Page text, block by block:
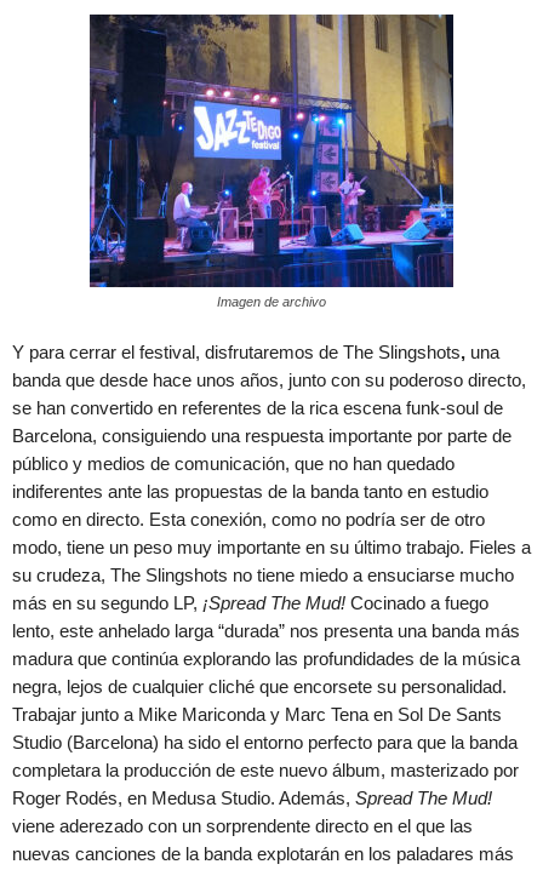
Imagen de archivo
Y para cerrar el festival, disfrutaremos de The Slingshots, una
banda que desde hace unos años, junto con su poderoso directo,
se han convertido en referentes de la rica escena funk-soul de
Barcelona, consiguiendo una respuesta importante por parte de
público y medios de comunicación, que no han quedado
indiferentes ante las propuestas de la banda tanto en estudio
como en directo. Esta conexión, como no podría ser de otro
modo, tiene un peso muy importante en su último trabajo. Fieles a
su crudeza, The Slingshots no tiene miedo a ensuciarse mucho
más en su segundo LP, ¡Spread The Mud! Cocinado a fuego
lento, este anhelado larga “durada” nos presenta una banda más
madura que continúa explorando las profundidades de la música
negra, lejos de cualquier cliché que encorsete su personalidad.
Trabajar junto a Mike Mariconda y Marc Tena en Sol De Sants
Studio (Barcelona) ha sido el entorno perfecto para que la banda
completara la producción de este nuevo álbum, masterizado por
Roger Rodés, en Medusa Studio. Además, Spread The Mud!
viene aderezado con un sorprendente directo en el que las
nuevas canciones de la banda explotarán en los paladares más